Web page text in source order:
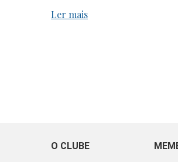
Ler mais
O CLUBE